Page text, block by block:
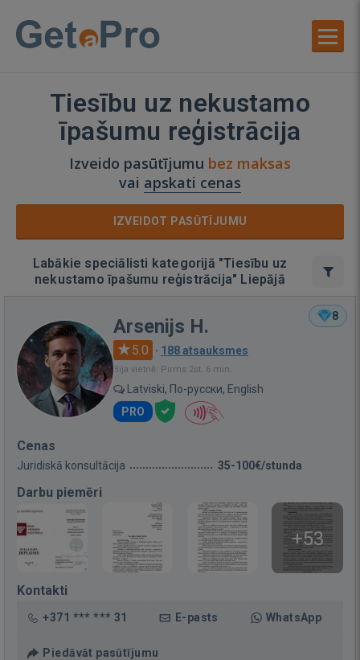
Tiesību uz nekustamo
īpašumu reģistrācija
Izveido pasūtījumu bez maksas
vai apskati cenas
IZVEIDOT PASŪTĪJUMU
Labākie speciālisti kategorijā "Tiesību uz
nekustamo īpašumu reģistrācija" Liepājā
8
Arsenijs H.
5.0 · 188 atsauksmes
Bija vietnē: Pirms 2st. 6 min.
Latviski, По-русски, English
PRO
Cenas
Juridiskā konsultācija 35-100€/stunda
Darbu piemēri
+53
Kontakti
+371 *** *** 31 E-pasts WhatsApp
Piedāvāt pasūtījumu